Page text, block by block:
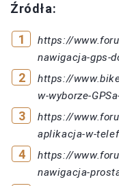
Źródła:
https://
nawigacja-gps-
https://
w-wyborze-
https://
aplikacja-w-
https://
nawigacja-